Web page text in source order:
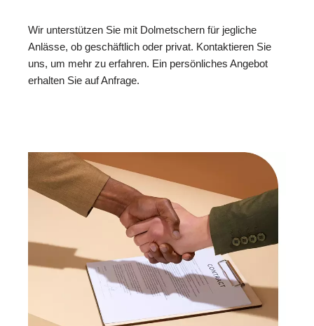
Wir unterstützen Sie mit Dolmetschern für jegliche
Anlässe, ob geschäftlich oder privat. Kontaktieren Sie
uns, um mehr zu erfahren. Ein persönliches Angebot
erhalten Sie auf Anfrage.